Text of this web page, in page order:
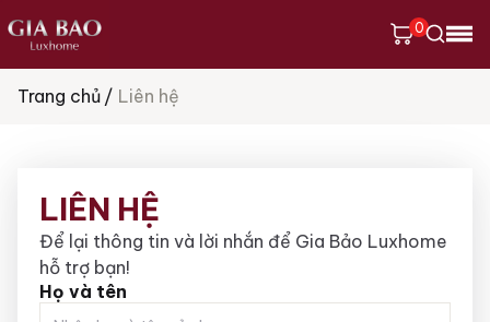
0
Trang chủ Liên hệ
LIÊN HỆ
Để lại thông tin và lời nhắn để Gia Bảo Luxhome
hỗ trợ bạn!
Họ và tên